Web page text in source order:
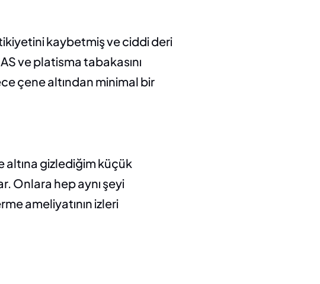
kaybetmiş ve ciddi deri
ve platisma tabakasını
çene altından minimal bir
altına gizlediğim küçük
Onlara hep aynı şeyi
ameliyatının izleri